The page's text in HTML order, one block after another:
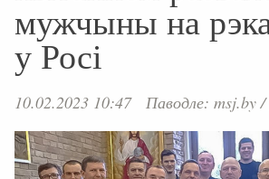
мужчыны на
у Росі
10.02.2023 10:47 Паводле: msj.by/